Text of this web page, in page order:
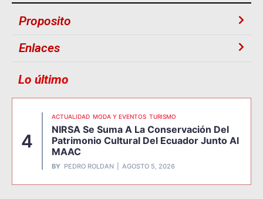
Proposito
Enlaces
Lo último
4
ACTUALIDAD MODA Y EVENTOS TURISMO
NIRSA Se Suma A La Conservación Del
Patrimonio Cultural Del Ecuador Junto Al
MAAC
BY PEDRO ROLDAN AGOSTO 5, 2026